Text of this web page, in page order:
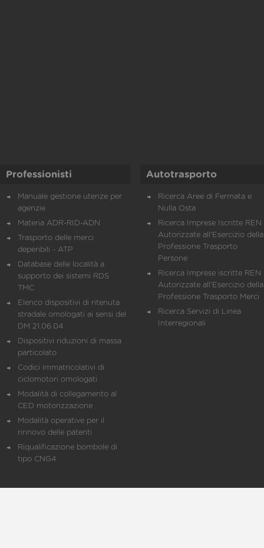
Professionisti
Manuale gestione utenze per
agenzie
Materia ADR-RID-ADN
Trasporto delle merci
deperibili - ATP
Database delle località a
supporto dei sistemi RDS
TMC
Elenco dispositivi di ritenuta
stradale omologati ai sensi del
DM 21.06.04
Dispositivi riduzioni di massa
particolato
Codici immatricolativi di
ciclomotori omologati
Modalità di collegamento al
CED motorizzazione
Modalità operative per il
rinnovo delle patenti
Riqualificazione bombole di
tipo CNG4
Autotrasporto
Ricerca Aree di Fermata e
Nulla Osta
Ricerca Imprese Iscritte REN
Autorizzate all'Esercizio della
Professione Trasporto
Persone
Ricerca Imprese iscritte REN
Autorizzate all'Esercizio della
Professione Trasporto Merci
Ricerca Servizi di Linea
Interregionali